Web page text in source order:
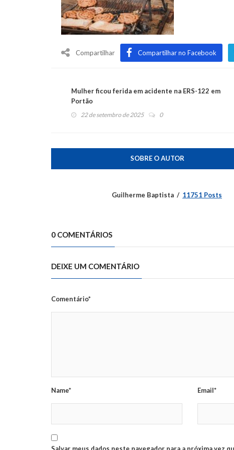
Compartilhar Compartilhar no Facebook
Mulher ficou ferida em acidente na ERS-122 em
Portão
22 de setembro de 2025 0
SOBRE O AUTOR
Guilherme Baptista 11751 Posts
0 COMENTÁRIOS
DEIXE UM COMENTÁRIO
Comentário*
Name* Email*
Salvar meus dados neste navegador para a próxima vez